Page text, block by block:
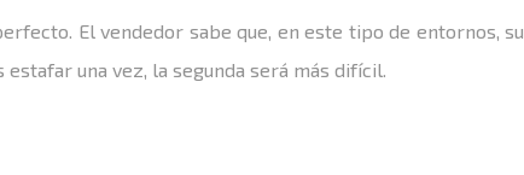
El vendedor sabe que, en este tipo de entornos, su
una vez, la segunda será más difícil.